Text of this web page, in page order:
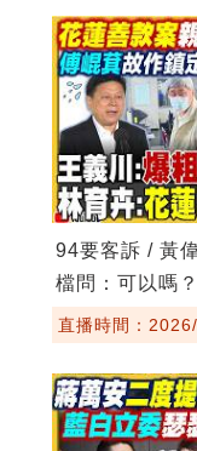
94要客訴 / 黃
檔問：可以嗎？
直播時間：